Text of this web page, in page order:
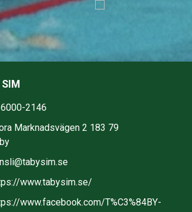
Stadium
2146
Marknadsvägen 2 183 79
www.tabysim.se/
www.facebook.com/T%C3%84BY-